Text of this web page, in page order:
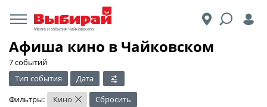
Места и события Чайковского
Афиша кино в Чайковском
7 событий
Тип события
Дата
Фильтры:
Кино × Сбросить